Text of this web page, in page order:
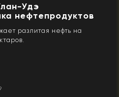
Удэ
нефтепродуктов
разлитая нефть на